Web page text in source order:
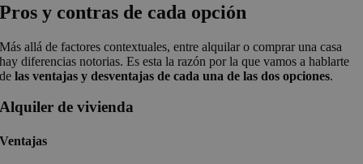
Pros y contras de cada opción
Más allá de factores contextuales, entre alquilar o comprar una casa
hay diferencias notorias. Es esta la razón por la que vamos a hablarte
delas ventajas y desventajas de cada una de las dos opciones.
Alquiler de vivienda
Ventajas